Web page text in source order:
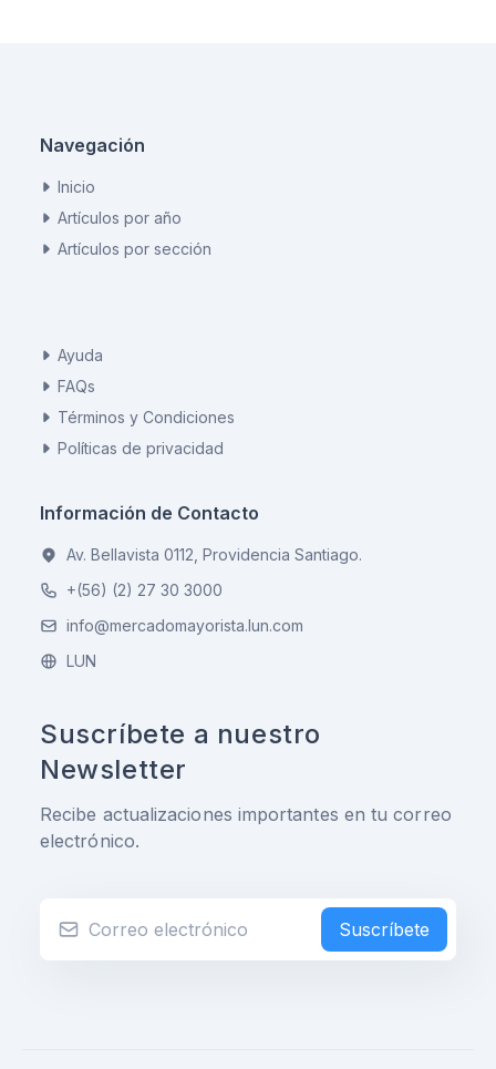
Navegación
Inicio
Artículos por año
Artículos por sección
Ayuda
FAQs
Términos y Condiciones
Políticas de privacidad
Información de Contacto
Av. Bellavista 0112, Providencia Santiago.
+(56) (2) 27 30 3000
info@mercadomayorista.lun.com
LUN
Suscríbete a nuestro
Newsletter
Recibe actualizaciones importantes en tu correo
electrónico.
Suscríbete